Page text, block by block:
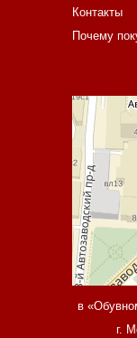
Контакты
Почему
в
г.